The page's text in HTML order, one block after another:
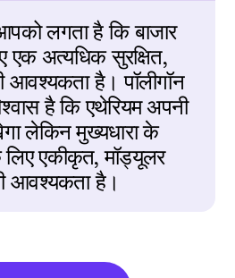
लगता है कि बाजार
एक अत्यधिक सुरक्षित,
आवश्यकता है। पॉलीगॉन
है कि एथेरियम अपनी
लेकिन मुख्यधारा के
एकीकृत, मॉड्यूलर
आवश्यकता है।